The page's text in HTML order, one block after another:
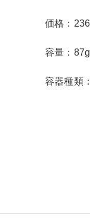
価格：
容量：
容器種類